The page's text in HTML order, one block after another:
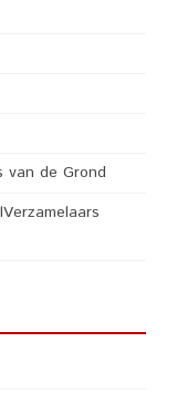
van de Grond